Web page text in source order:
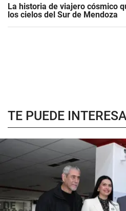
La historia de viajero cósmico
los cielos del Sur de Mendoza
TE PUEDE